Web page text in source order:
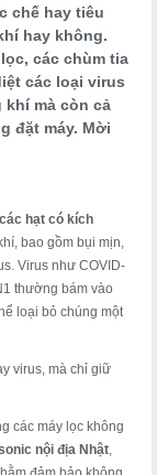
chế hay tiêu
hay không.
các chùm tia
các loại virus
mà còn cả
đặt máy. Mời
hạt có kích
bao gồm bụi mịn,
Virus như COVID-
thường bám vào
loại bỏ chúng một
virus, mà chỉ giữ
các máy lọc không
nội địa Nhật,